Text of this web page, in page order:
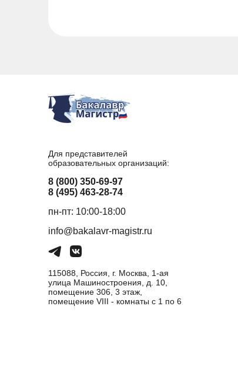
Для представителей
образовательных организаций:
8 (800) 350-69-97
8 (495) 463-28-74
пн-пт: 10:00-18:00
info@bakalavr-magistr.ru
115088, Россия, г. Москва, 1-ая
улица Машиностроения, д. 10,
помещение 306, 3 этаж,
помещение VIII - комнаты с 1 по 6